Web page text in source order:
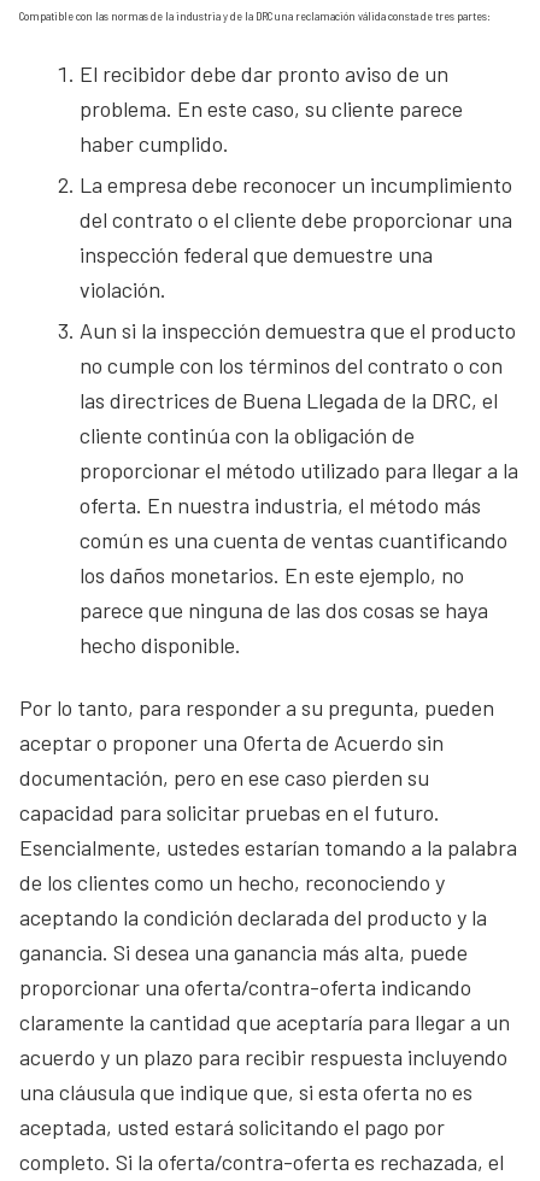
Compatible con las normas de la industria y de la DRC una reclamación válida consta de tres partes:
El recibidor debe dar pronto aviso de un
problema. En este caso, su cliente parece
haber cumplido.
La empresa debe reconocer un incumplimiento
del contrato o el cliente debe proporcionar una
inspección federal que demuestre una
violación.
Aun si la inspección demuestra que el producto
no cumple con los términos del contrato o con
las directrices de Buena Llegada de la DRC, el
cliente continúa con la obligación de
proporcionar el método utilizado para llegar a la
oferta. En nuestra industria, el método más
común es una cuenta de ventas cuantificando
los daños monetarios. En este ejemplo, no
parece que ninguna de las dos cosas se haya
hecho disponible.
Por lo tanto, para responder a su pregunta, pueden
aceptar o proponer una Oferta de Acuerdo sin
documentación, pero en ese caso pierden su
capacidad para solicitar pruebas en el futuro.
Esencialmente, ustedes estarían tomando a la palabra
de los clientes como un hecho, reconociendo y
aceptando la condición declarada del producto y la
ganancia. Si desea una ganancia más alta, puede
proporcionar una oferta/contra-oferta indicando
claramente la cantidad que aceptaría para llegar a un
acuerdo y un plazo para recibir respuesta incluyendo
una cláusula que indique que, si esta oferta no es
aceptada, usted estará solicitando el pago por
completo. Si la oferta/contra-oferta es rechazada, el